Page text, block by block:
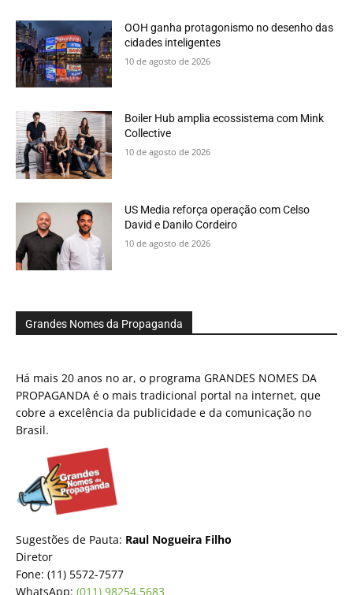
OOH ganha protagonismo no desenho das
cidades inteligentes
10 de agosto de 2026
Boiler Hub amplia ecossistema com Mink
Collective
10 de agosto de 2026
US Media reforça operação com Celso
David e Danilo Cordeiro
10 de agosto de 2026
Grandes Nomes da Propaganda
Há mais 20 anos no ar, o programa GRANDES NOMES DA
PROPAGANDA é o mais tradicional portal na internet, que
cobre a excelência da publicidade e da comunicação no
Brasil.
Sugestões de Pauta: Raul Nogueira Filho
Diretor
Fone: (11) 5572-7577
WhatsApp: (011) 98254.5683